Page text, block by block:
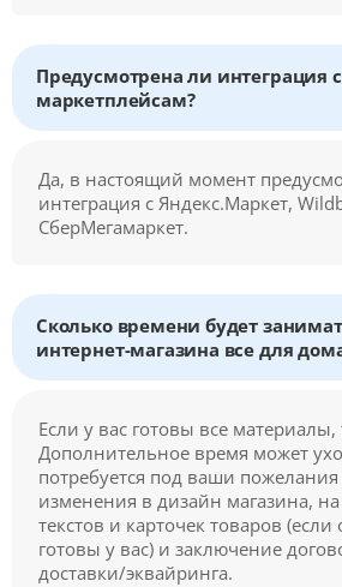
Предусмотрена ли интеграция с
маркетплейсам?
Да, в настоящий момент
интеграция с Яндекс.Маркет,
СберМегамаркет.
Сколько времени будет
интернет-магазина все для
Если у вас готовы все
Дополнительное время может
потребуется под ваши
изменения в дизайн магазина, на
текстов и карточек товаров
готовы у вас) и заключение
доставки/эквайринга.